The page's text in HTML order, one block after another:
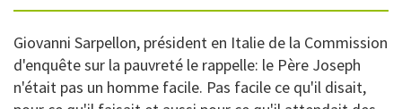
Giovanni Sarpellon, président en Italie de la Commission
d'enquête sur la pauvreté le rappelle: le Père Joseph
n'était pas un homme facile. Pas facile ce qu'il disait,